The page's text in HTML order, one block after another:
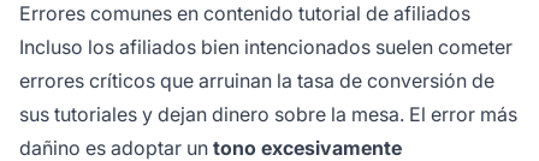
Errores comunes en contenido tutorial de afiliados
Incluso los afiliados bien intencionados suelen cometer
errores críticos que arruinan la tasa de conversión de
sus tutoriales y dejan dinero sobre la mesa. El error más
dañino es adoptar un tono excesivamente